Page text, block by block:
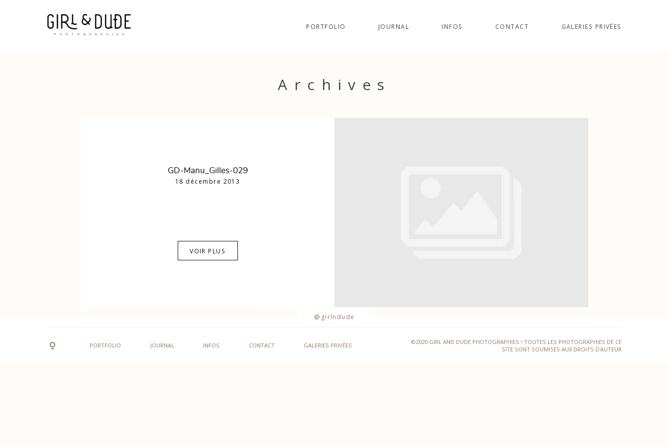
PORTFOLIO JOURNAL INFOS CONTACT GALERIES PRIVÉES
Archives
GD-Manu_Gilles-029
18 décembre 2013
VOIR PLUS
@girlndude
PORTFOLIO JOURNAL INFOS CONTACT GALERIES PRIVÉES
©2020 GIRL AND DUDE PHOTOGRAPHIES • TOUTES LES PHOTOGRAPHIES DE CE
SITE SONT SOUMISES AUX DROITS D'AUTEUR